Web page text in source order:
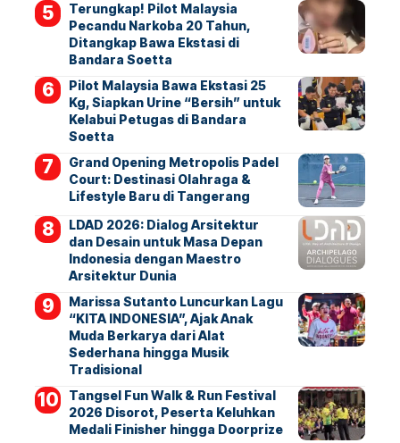
Terungkap! Pilot Malaysia
Pecandu Narkoba 20 Tahun,
Ditangkap Bawa Ekstasi di
Bandara Soetta
Pilot Malaysia Bawa Ekstasi 25
Kg, Siapkan Urine “Bersih” untuk
Kelabui Petugas di Bandara
Soetta
Grand Opening Metropolis Padel
Court: Destinasi Olahraga &
Lifestyle Baru di Tangerang
LDAD 2026: Dialog Arsitektur
dan Desain untuk Masa Depan
Indonesia dengan Maestro
Arsitektur Dunia
Marissa Sutanto Luncurkan Lagu
“KITA INDONESIA”, Ajak Anak
Muda Berkarya dari Alat
Sederhana hingga Musik
Tradisional
Tangsel Fun Walk & Run Festival
2026 Disorot, Peserta Keluhkan
Medali Finisher hingga Doorprize